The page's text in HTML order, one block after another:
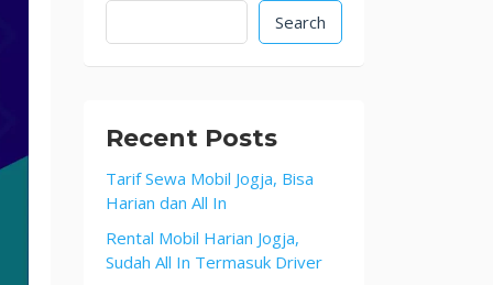
Search
Recent Posts
Tarif Sewa Mobil Jogja, Bisa
Harian dan All In
Rental Mobil Harian Jogja,
Sudah All In Termasuk Driver